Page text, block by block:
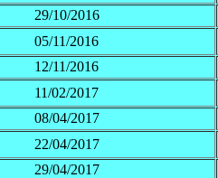
29/10/2016
05/11/2016
12/11/2016
11/02/2017
08/04/2017
22/04/2017
29/04/2017